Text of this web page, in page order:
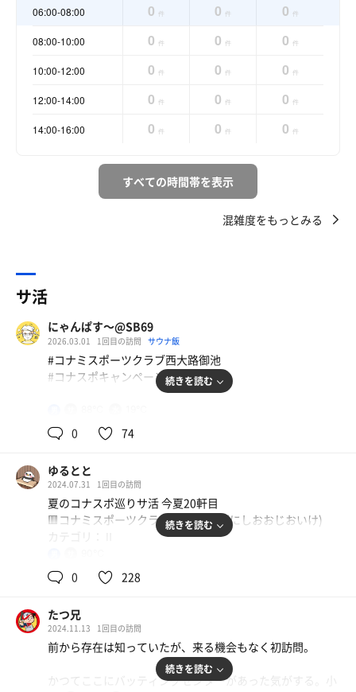
06:00-08:00 0 件 0 件 0 件
08:00-10:00 0 件 0 件 0 件
10:00-12:00 0 件 0 件 0 件
12:00-14:00 0 件 0 件 0 件
14:00-16:00 0 件 0 件 0 件
すべての時間帯を表示
混雑度をもっとみる
サ活
にゃんぱす〜@SB69
2026.03.01 1回目の訪問 サウナ飯
#コナミスポーツクラブ西大路御池
#コナスポキャンペーン活
夜勤明け〜の荷物🎒持ったまま南海➡️メトロ➡️阪急で京都
へ🚃
淡路でお連れさんと合流して特急🚄で桂で乗り換えして西
院へ🚃
西院から西大路を北上して御池通りへ🚶🏻‍➡️来てから歩い
😋14時頃IN❣️
🈁はコナスポ未踏の京都(全5店)でも温浴施設が充実してる
とウワサの店🤔(カテゴリーⅡ/京都はⅢ以上🈚️)
続きを読む
0 74
ゆるとと
2024.07.31 1回目の訪問
夏のコナスポ巡りサ活 今夏20軒目
🟥コナミスポーツクラブ西大路御池(にしおおじおいけ)
カテゴリ：Ⅱ
京都で◯◯巡り、といえば…？🤔
そう、コナスポ巡りですよね！(⁉️😳
てなわけで、やってきました京都まで！👘
真夏の京都は日傘をさしても日陰を歩いても、あっつーい
ですね🥵⛱️
続きを読む
0 228
たつ兄
2024.11.13 1回目の訪問
前から存在は知っていたが、来る機会もなく初訪問。
かつてここにバッティングセンターがあった気がする。小
続きを読む